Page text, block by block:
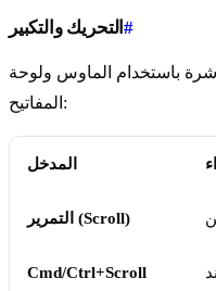
التحريك والتكبير#
باستخدام الماوس ولوحة
المفاتيح:
المدخل
التمرير (Scroll)
Cmd/Ctrl+Scroll